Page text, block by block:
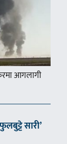
आगलागी
सारी’